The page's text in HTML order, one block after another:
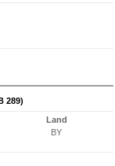
289)
Land
BY